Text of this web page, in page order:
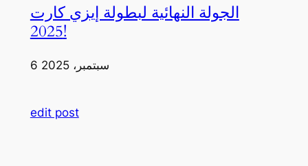
الجولة النهائية لبطولة إيزي كارت
2025!
6 سبتمبر، 2025
edit post